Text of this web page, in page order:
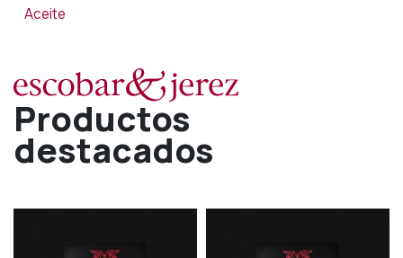
Aceite
Productos
destacados